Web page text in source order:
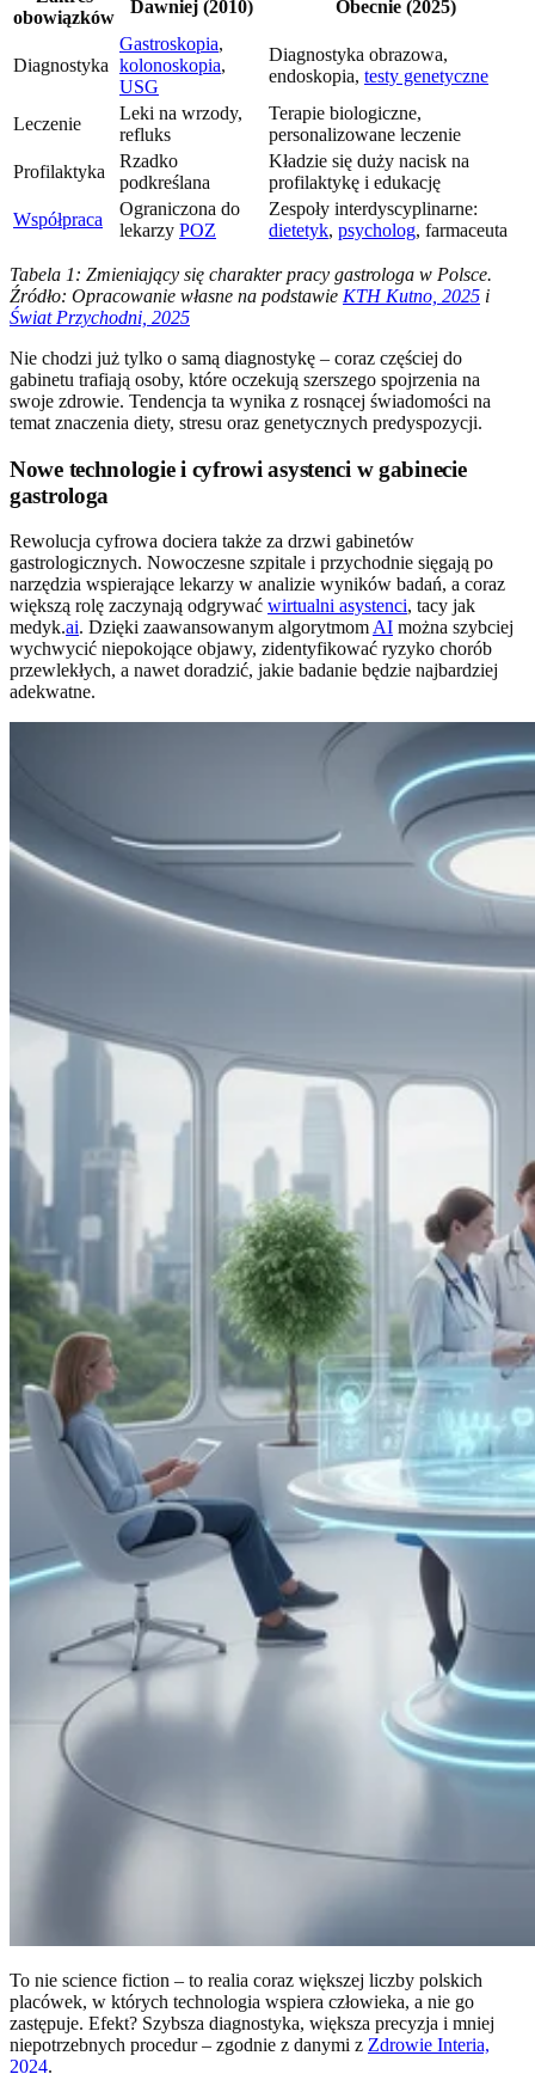
obowiązków
Dawniej (2010) Obecnie (2025)
Diagnostyka
Gastroskopia,
kolonoskopia,
USG
Diagnostyka obrazowa,
endoskopia, testy genetyczne
Leczenie
Leki na wrzody,
refluks
Terapie biologiczne,
personalizowane leczenie
Profilaktyka
Rzadko
podkreślana
Kładzie się duży nacisk na
profilaktykę i edukację
Współpraca
Ograniczona do
lekarzy POZ
Zespoły interdyscyplinarne:
dietetyk, psycholog, farmaceuta
Tabela 1: Zmieniający się charakter pracy gastrologa w Polsce.
Źródło: Opracowanie własne na podstawie KTH Kutno, 2025 i
Świat Przychodni, 2025
Nie chodzi już tylko o samą diagnostykę – coraz częściej do
gabinetu trafiają osoby, które oczekują szerszego spojrzenia na
swoje zdrowie. Tendencja ta wynika z rosnącej świadomości na
temat znaczenia diety, stresu oraz genetycznych predyspozycji.
Nowe technologie i cyfrowi asystenci w gabinecie
gastrologa
Rewolucja cyfrowa dociera także za drzwi gabinetów
gastrologicznych. Nowoczesne szpitale i przychodnie sięgają po
narzędzia wspierające lekarzy w analizie wyników badań, a coraz
większą rolę zaczynają odgrywać wirtualni asystenci, tacy jak
medyk.ai. Dzięki zaawansowanym algorytmom AI można szybciej
wychwycić niepokojące objawy, zidentyfikować ryzyko chorób
przewlekłych, a nawet doradzić, jakie badanie będzie najbardziej
adekwatne.
To nie science fiction – to realia coraz większej liczby polskich
placówek, w których technologia wspiera człowieka, a nie go
zastępuje. Efekt? Szybsza diagnostyka, większa precyzja i mniej
niepotrzebnych procedur – zgodnie z danymi z Zdrowie Interia,
2024.